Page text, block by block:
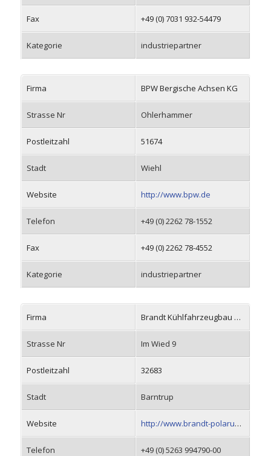
Fax +49 (0) 7031 932-54479
Kategorie industriepartner
Firma BPW Bergische Achsen KG
Strasse Nr Ohlerhammer
Postleitzahl 51674
Stadt Wiehl
Website http://www.bpw.de
Telefon +49 (0) 2262 78-1552
Fax +49 (0) 2262 78-4552
Kategorie industriepartner
Firma Brandt Kühlfahrzeugbau GmbH & Co. KG
Strasse Nr Im Wied 9
Postleitzahl 32683
Stadt Barntrup
Website http://www.brandt-polarus.de
Telefon +49 (0) 5263 994790-00